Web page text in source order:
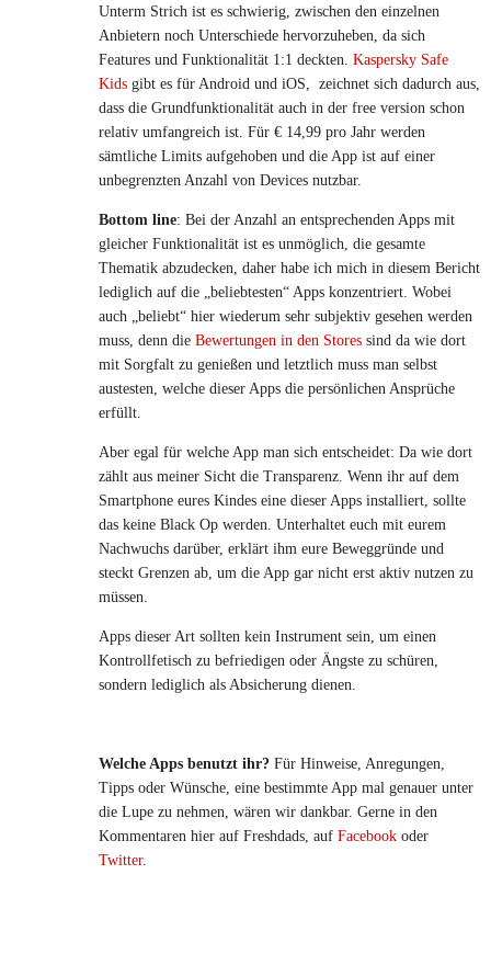
Unterm Strich ist es schwierig, zwischen den einzelnen
Anbietern noch Unterschiede hervorzuheben, da sich
Features und Funktionalität 1:1 deckten. Kaspersky Safe
Kids gibt es für Android und iOS, zeichnet sich dadurch aus,
dass die Grundfunktionalität auch in der free version schon
relativ umfangreich ist. Für € 14,99 pro Jahr werden
sämtliche Limits aufgehoben und die App ist auf einer
unbegrenzten Anzahl von Devices nutzbar.
Bottom line: Bei der Anzahl an entsprechenden Apps mit
gleicher Funktionalität ist es unmöglich, die gesamte
Thematik abzudecken, daher habe ich mich in diesem Bericht
lediglich auf die „beliebtesten“ Apps konzentriert. Wobei
auch „beliebt“ hier wiederum sehr subjektiv gesehen werden
muss, denn die Bewertungen in den Stores sind da wie dort
mit Sorgfalt zu genießen und letztlich muss man selbst
austesten, welche dieser Apps die persönlichen Ansprüche
erfüllt.
Aber egal für welche App man sich entscheidet: Da wie dort
zählt aus meiner Sicht die Transparenz. Wenn ihr auf dem
Smartphone eures Kindes eine dieser Apps installiert, sollte
das keine Black Op werden. Unterhaltet euch mit eurem
Nachwuchs darüber, erklärt ihm eure Beweggründe und
steckt Grenzen ab, um die App gar nicht erst aktiv nutzen zu
müssen.
Apps dieser Art sollten kein Instrument sein, um einen
Kontrollfetisch zu befriedigen oder Ängste zu schüren,
sondern lediglich als Absicherung dienen.
Welche Apps benutzt ihr? Für Hinweise, Anregungen,
Tipps oder Wünsche, eine bestimmte App mal genauer unter
die Lupe zu nehmen, wären wir dankbar. Gerne in den
Kommentaren hier auf Freshdads, auf Facebook oder
Twitter.